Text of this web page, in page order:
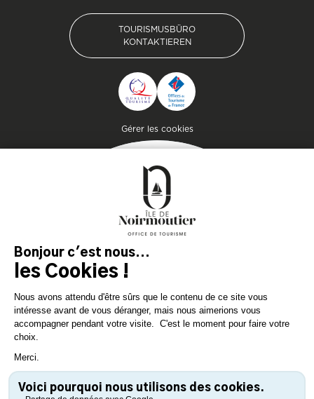
Gérer les cookies
DER INSEL
Lassen Sie sich inspirieren und
bereiten Sie Ihren Aufenthalt
auf der Insel Noirmoutier vor!
KONSULTIEREN SIE
KONSULTIEREN SIE
TOURISMUSBÜRO
KONTAKTIEREN
TOURISMUSBÜRO
KONTAKTIEREN